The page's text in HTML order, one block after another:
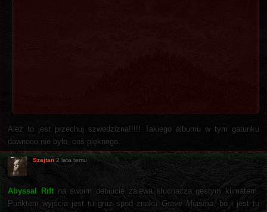
Ależ to jest przechuj szwedzizna!!!!! Takiego albumu w tym gatunku
dawnooo nie było, coś pięknego.
Szajtan 2 lata temu
Abyssal Riftna swoim debiucie zalewa słuchacza gęstym klimatem.
Punktem wyjścia jest tu gruz spod znaku Grave Miasma, bo i jest tu